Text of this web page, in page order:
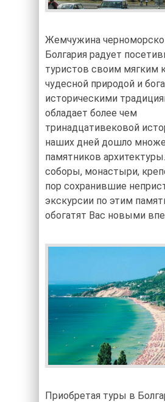
Жемчужина
Болгария радует
туристов своим мягким
чудесной природой и
историческими
обладает более чем
тринадцативековой
наших дней дошло
памятников
соборы, монастыри,
пор сохранившие
экскурсии по этим
обогатят Вас новыми
Приобретая туры в